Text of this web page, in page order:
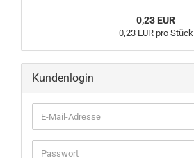
0,23 EUR
0,23 EUR pro Stück
Kundenlogin
E-
Mail-
Adresse
Passwort